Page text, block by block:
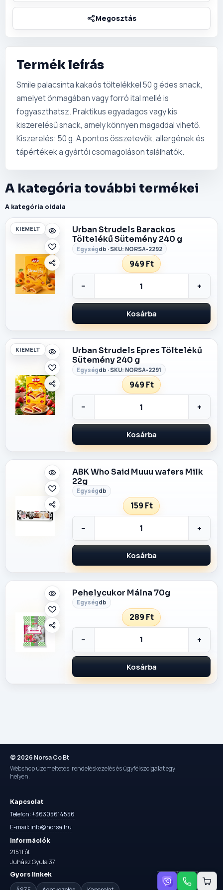
Termék leírás
Smile palacsinta kakaós töltelékkel 50 g édes snack,
amelyet önmagában vagy forró ital mellé is
fogyaszthatsz. Praktikus egyadagos vagy kis
kiszerelésű snack, amely könnyen magaddal vihető.
Kiszerelés: 50 g. A pontos összetevők, allergének és
tápértékek a gyártói csomagoláson találhatók.
A kategória további termékei
A kategória oldala
KIEMELT
Urban Strudels Barackos
Töltelékű Sütemény 240 g
db · SKU: NORSA-2292
949 Ft
− +
Kosárba
KIEMELT
Urban Strudels Epres Töltelékű
Sütemény 240 g
db · SKU: NORSA-2291
949 Ft
− +
Kosárba
ABK Who Said Muuu wafers Milk
22g
db
159 Ft
− +
Kosárba
Pehelycukor Málna 70g
db
289 Ft
− +
Kosárba
© 2026 Norsa Co Bt
Webshop üzemeltetés, rendeléskezelés és ügyfélszolgálat egy
helyen.
Kapcsolat
Telefon: +36305614556
E-mail: info@norsa.hu
Információk
2151 Fót
Juhász Gyula 37
Gyors linkek